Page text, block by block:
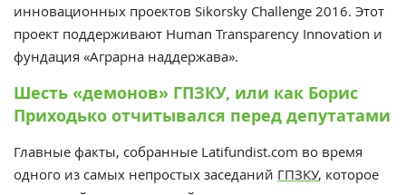
инновационных проектов Sikorsky Challenge 2016. Этот
проект поддерживают Human Transparency Innovation и
фундация «Аграрна наддержава».
Шесть «демонов» ГПЗКУ, или как Борис
Приходько отчитывался перед депутатами
Главные факты, собранные Latifundist.com во время
одного из самых непростых заседаний ГПЗКУ, которое